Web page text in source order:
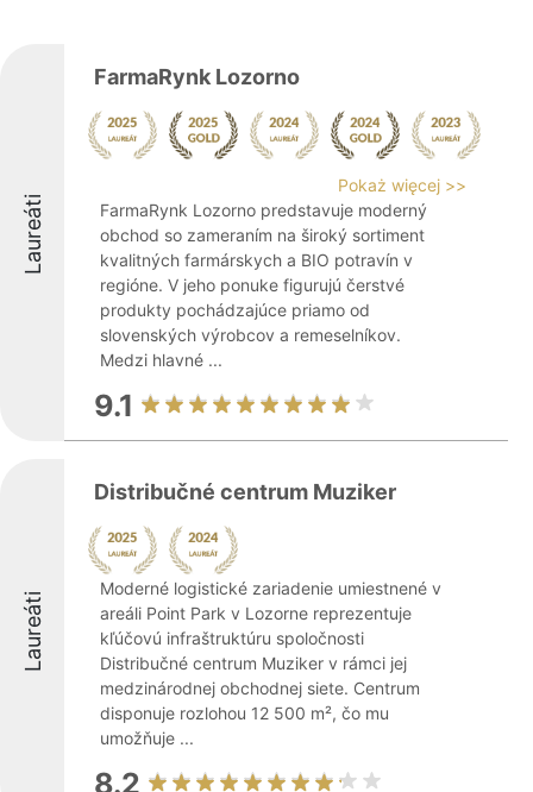
Laureáti
FarmaRynk Lozorno
Pokaż więcej >>
FarmaRynk Lozorno predstavuje moderný
obchod so zameraním na široký sortiment
kvalitných farmárskych a BIO potravín v
regióne. V jeho ponuke figurujú čerstvé
produkty pochádzajúce priamo od
slovenských výrobcov a remeselníkov.
Medzi hlavné ...
9.1
Laureáti
Distribučné centrum Muziker
Moderné logistické zariadenie umiestnené v
areáli Point Park v Lozorne reprezentuje
kľúčovú infraštruktúru spoločnosti
Distribučné centrum Muziker v rámci jej
medzinárodnej obchodnej siete. Centrum
disponuje rozlohou 12 500 m², čo mu
umožňuje ...
8.2